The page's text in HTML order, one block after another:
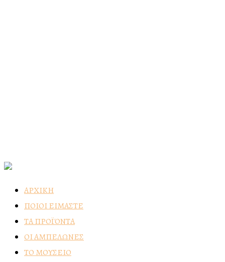
ΑΡΧΙΚΗ
ΠΟΙΟΙ ΕΙΜΑΣΤΕ
ΤΑ ΠΡΟΪΌΝΤΑ
ΟΙ ΑΜΠΕΛΩΝΕΣ
ΤΟ ΜΟΥΣΕΙΟ